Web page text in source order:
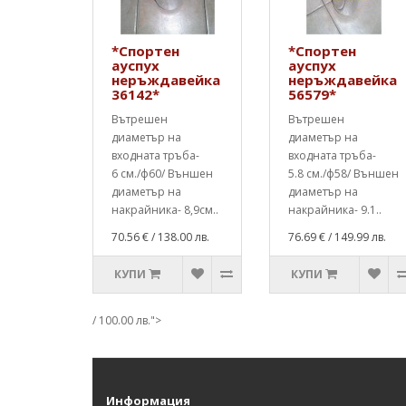
*Спортен
ауспух
неръждавейка
36142*
Вътрешен
диаметър на
входната тръба-
6 см./ф60/ Външен
диаметър на
накрайника- 8,9см..
70.56 €/ 138.00 лв.
КУПИ
*Спортен
ауспух
неръждавейка
56579*
Вътрешен
диаметър на
входната тръба-
5.8 см./ф58/ Външен
диаметър на
накрайника- 9.1..
76.69 €/ 149.99 лв.
КУПИ
/ 100.00 лв.">
Информация